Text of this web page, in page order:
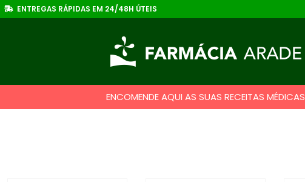
ENTREGAS RÁPIDAS EM 24/48H ÚTEIS
ENCOMENDE AQUI AS SUAS RECEITAS MÉDICAS